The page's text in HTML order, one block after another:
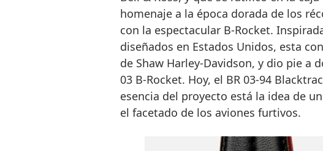
homenaje a la época dorada de los
con la espectacular B-Rocket.
diseñados en Estados Unidos, esta
de Shaw Harley-Davidson, y dio pie a
03 B-Rocket. Hoy, el BR 03-94
esencia del proyecto está la idea de
el facetado de los aviones furtivos.